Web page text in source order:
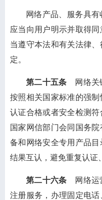
网络产品、服务具
应当向用户明示并取得
当遵守本法和有关法律
定。
第二十五条 网络关
按照相关国家标准的强
认证合格或者安全检测符
国家网信部门会同国务
备和网络安全专用产品
结果互认，避免重复认证
第二十六条 网络运
注册服务，办理固定电